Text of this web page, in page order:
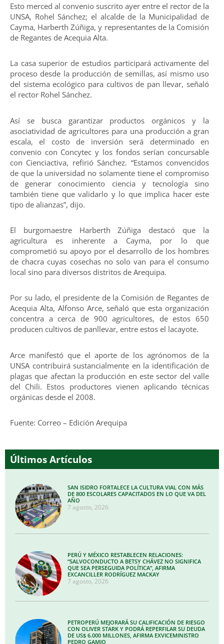
Esto merced al convenio suscrito ayer entre el rector de la
UNSA, Rohel Sánchez; el alcalde de la Municipalidad de
Cayma, Harberth Zúñiga, y representantes de la Comisión
de Regantes de Acequia Alta.
La casa superior de estudios participará activamente del
proceso desde la producción de semillas, así mismo uso
del sistema ecológico para cultivos de pan llevar, señaló
el rector Rohel Sánchez.
Así se busca garantizar productos orgánicos y la
asociatividad de agricultores para una producción a gran
escala, el costo de inversión será determinado en
convenio con Concytec y los fondos serían concursable
con Cienciactiva, refirió Sánchez. “Estamos convencidos
de que la universidad no solamente tiene el compromiso
de generar conocimiento ciencia y tecnología sino
también tiene que validarlo y lo que implica hacer este
tipo de alianzas”, dijo.
El burgomaestre Harberth Zúñiga destacó que la
agricultura es inherente a Cayma, por lo que
comprometió su apoyo por el desarrollo de los hombres
de chacra cuyas cosechas no solo van para el consumo
local sino para diversos distritos de Arequipa.
Por su lado, el presidente de la Comisión de Regantes de
Acequia Alta, Alfonso Arce, señaló que esta organización
concentra a cerca de 900 agricultores, de estos 650
producen cultivos de panllevar, entre estos el lacayote.
Arce manifestó que el aporte de los agrónomos de la
UNSA contribuirá sustancialmente en la identificación de
plagas que afectan la producción en este sector del valle
del Chili. Estos productores vienen aplicando técnicas
orgánicas desde el 2008.
Fuente: Correo – Edición Arequipa
Últimos Artículos
SAN ISIDRO FORTALECE LA CULTURA VIAL CON MÁS
DE 800 ESCOLARES CAPACITADOS EN LO QUE VA DEL
AÑO
7 agosto, 2026
PERÚ Y MÉXICO RESTABLECEN RELACIONES:
“SALVOCONDUCTO A BETSY CHÁVEZ NO SIGNIFICA
QUE SEA PERSEGUIDA POLÍTICA”, AFIRMA
EXCANCILLER RODRÍGUEZ MACKAY
7 agosto, 2026
PETROPERÚ MEJORARÁ SU CALIFICACIÓN DE RIESGO
CON OLIVER STARK Y PODRÁ REPERFILAR SU DEUDA
DE US$ 6.000 MILLONES, AFIRMA EXVICEMINISTRO
PEDRO GAMIO